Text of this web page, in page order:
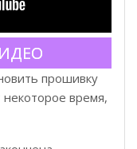
прошивку
время,